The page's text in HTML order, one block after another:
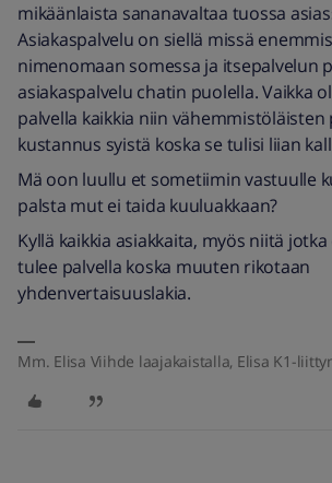
mikäänlaista sananavaltaa tuossa
Asiakaspalvelu on siellä missä
nimenomaan somessa ja itsepalvelun
asiakaspalvelu chatin puolella. Vaikka
palvella kaikkia niin
kustannus syistä koska se tulisi liian
Mä oon luullu et sometiimin vastuulle
palsta mut ei taida kuuluakkaan?
Kyllä kaikkia asiakkaita, myös niitä
tulee palvella koska muuten rikotaan
yhdenvertaisuuslakia.
Mm. Elisa Viihde laajakaistalla, Elisa K1-